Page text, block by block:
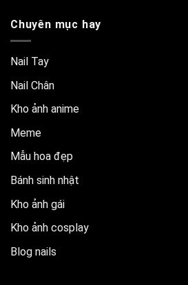
Chuyên mục hay
Nail Tay
Nail Chân
Kho ảnh anime
Meme
Mẫu hoa đẹp
Bánh sinh nhật
Kho ảnh gái
Kho ảnh cosplay
Blog nails